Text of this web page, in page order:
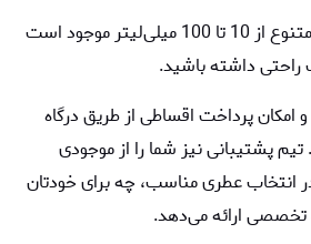
عطر ساواج در حجم‌های متنوع از 10 تا 100 میلی‌لیتر موجود است
راحتی داشته باشید.
پرداخت اقساطی از طریق درگاه
پشتیبانی نیز شما را از موجودی
انتخاب عطری مناسب، چه برای خودتان
تخصصی ارائه می‌دهد.